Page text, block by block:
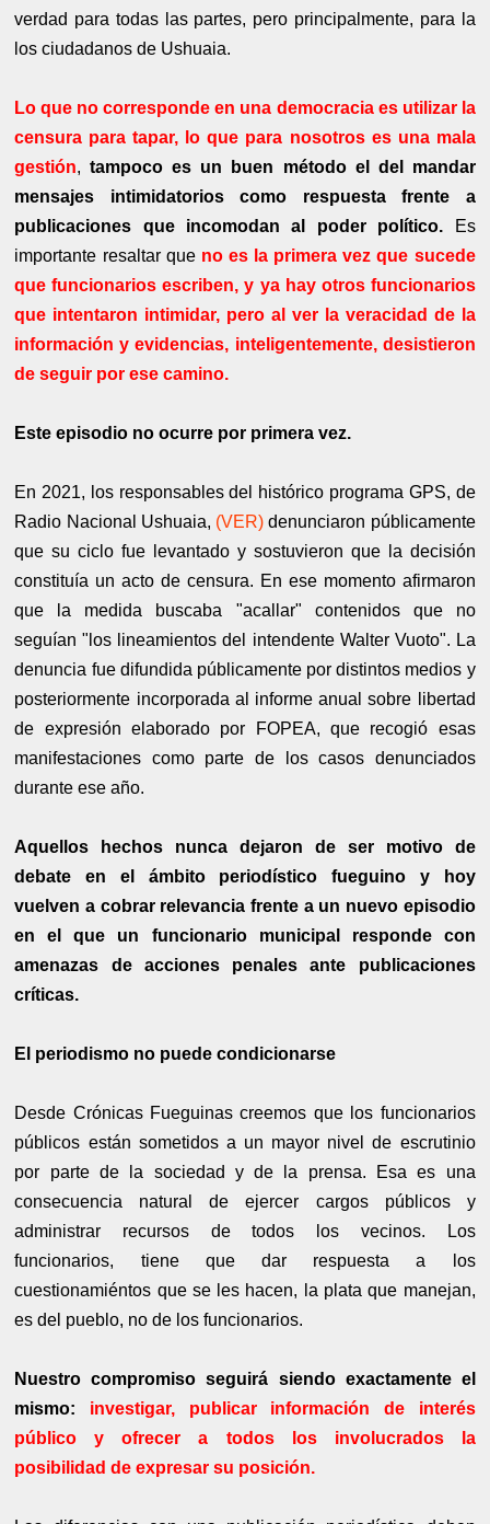
verdad para todas las partes, pero principalmente, para la
los ciudadanos de Ushuaia.
Lo que no corresponde en una democracia es utilizar la
censura para tapar, lo que para nosotros es una mala
gestión,tampoco es un buen método el del mandar
mensajes intimidatorios como respuesta frente a
publicaciones que incomodan al poder político. Es
importante resaltar que no es la primera vez que sucede
que funcionarios escriben, y ya hay otros funcionarios
que intentaron intimidar, pero al ver la veracidad de la
información y evidencias, inteligentemente, desistieron
de seguir por ese camino.
Este episodio no ocurre por primera vez.
En 2021, los responsables del histórico programa GPS, de
Radio Nacional Ushuaia, (VER) denunciaron públicamente
que su ciclo fue levantado y sostuvieron que la decisión
constituía un acto de censura. En ese momento afirmaron
que la medida buscaba "acallar" contenidos que no
seguían "los lineamientos del intendente Walter Vuoto". La
denuncia fue difundida públicamente por distintos medios y
posteriormente incorporada al informe anual sobre libertad
de expresión elaborado por FOPEA, que recogió esas
manifestaciones como parte de los casos denunciados
durante ese año.
Aquellos hechos nunca dejaron de ser motivo de
debate en el ámbito periodístico fueguino y hoy
vuelven a cobrar relevancia frente a un nuevo episodio
en el que un funcionario municipal responde con
amenazas de acciones penales ante publicaciones
críticas.
El periodismo no puede condicionarse
Desde Crónicas Fueguinas creemos que los funcionarios
públicos están sometidos a un mayor nivel de escrutinio
por parte de la sociedad y de la prensa. Esa es una
consecuencia natural de ejercer cargos públicos y
administrar recursos de todos los vecinos. Los
funcionarios, tiene que dar respuesta a los
cuestionamiéntos que se les hacen, la plata que manejan,
es del pueblo, no de los funcionarios.
Nuestro compromiso seguirá siendo exactamente el
mismo: investigar, publicar información de interés
público y ofrecer a todos los involucrados la
posibilidad de expresar su posición.